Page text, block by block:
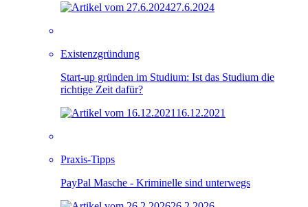
27.6.2024
Existenzgründung
Start-up gründen im Studium: Ist das Studium die
richtige Zeit dafür?
16.12.2021
Praxis-Tipps
PayPal Masche - Kriminelle sind unterwegs